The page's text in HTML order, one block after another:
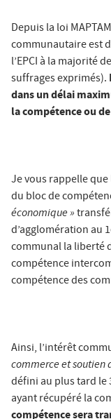
Depuis la loi
communautaire est
l’EPCI à la majorité
suffrages exprimés).
dans un délai
la compétence ou
Je vous rappelle que
du bloc de
économique »
d’agglomération au
communal la liberté
compétence
compétence des
Ainsi, l’intérêt
commerce et soutien
défini au plus tard le
ayant récupéré la
compétence sera